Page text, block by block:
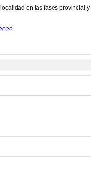
en las fases provincial y